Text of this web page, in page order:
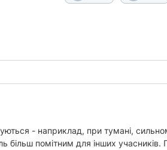
- наприклад, при тумані,
більш помітним для інших